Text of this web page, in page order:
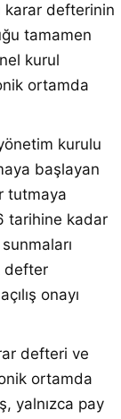
karar defterinin
tamamen
kurul
ortamda
kurulu
başlayan
tutmaya
tarihine kadar
defter
onayı
defteri ve
ortamda
yalnızca pay